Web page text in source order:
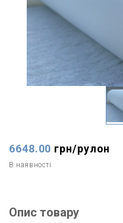
6648.00 грн/рулон
В наявності
Опис товару